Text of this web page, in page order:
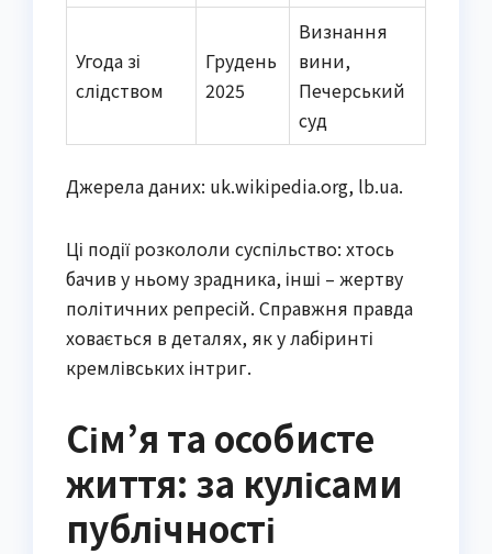
Угода зі
слідством
Грудень
2025
Визнання
вини,
Печерський
суд
Джерела даних: uk.wikipedia.org, lb.ua.
Ці події розкололи суспільство: хтось
бачив у ньому зрадника, інші – жертву
політичних репресій. Справжня правда
ховається в деталях, як у лабіринті
кремлівських інтриг.
Сім’я та особисте
життя: за кулісами
публічності